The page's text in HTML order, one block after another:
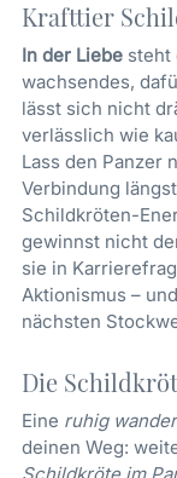
Krafttier
In der Liebe steht
wachsendes,
lässt sich nicht
verlässlich wie
Lass den Panzer
Verbindung
Schildkröten-
gewinnst nicht
sie in
Aktionismus –
nächsten
Die
Eine ruhig
deinen Weg: